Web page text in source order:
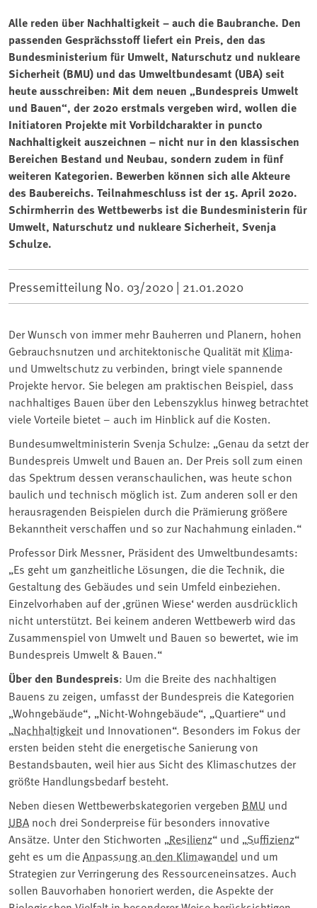
Alle reden über Nachhaltigkeit – auch die Baubranche. Den
passenden Gesprächsstoff liefert ein Preis, den das
Bundesministerium für Umwelt, Naturschutz und nukleare
Sicherheit (BMU) und das Umweltbundesamt (UBA) seit
heute ausschreiben: Mit dem neuen „Bundespreis Umwelt
und Bauen“, der 2020 erstmals vergeben wird, wollen die
Initiatoren Projekte mit Vorbildcharakter in puncto
Nachhaltigkeit auszeichnen – nicht nur in den klassischen
Bereichen Bestand und Neubau, sondern zudem in fünf
weiteren Kategorien. Bewerben können sich alle Akteure
des Baubereichs. Teilnahmeschluss ist der 15. April 2020.
Schirmherrin des Wettbewerbs ist die Bundesministerin für
Umwelt, Naturschutz und nukleare Sicherheit, Svenja
Schulze.
Pressemitteilung No. 03/2020 | 21.01.2020
Der Wunsch von immer mehr Bauherren und Planern, hohen
Gebrauchsnutzen und architektonische Qualität mit Klima-
und Umweltschutz zu verbinden, bringt viele spannende
Projekte hervor. Sie belegen am praktischen Beispiel, dass
nachhaltiges Bauen über den Lebenszyklus hinweg betrachtet
viele Vorteile bietet – auch im Hinblick auf die Kosten.
Bundesumweltministerin Svenja Schulze: „Genau da setzt der
Bundespreis Umwelt und Bauen an. Der Preis soll zum einen
das Spektrum dessen veranschaulichen, was heute schon
baulich und technisch möglich ist. Zum anderen soll er den
herausragenden Beispielen durch die Prämierung größere
Bekanntheit verschaffen und so zur Nachahmung einladen.“
Professor Dirk Messner, Präsident des Umweltbundesamts:
„Es geht um ganzheitliche Lösungen, die die Technik, die
Gestaltung des Gebäudes und sein Umfeld einbeziehen.
Einzelvorhaben auf der ‚grünen Wiese‘ werden ausdrücklich
nicht unterstützt. Bei keinem anderen Wettbewerb wird das
Zusammenspiel von Umwelt und Bauen so bewertet, wie im
Bundespreis Umwelt & Bauen.“
Über den Bundespreis: Um die Breite des nachhaltigen
Bauens zu zeigen, umfasst der Bundespreis die Kategorien
„Wohngebäude“, „Nicht-Wohngebäude“, „Quartiere“ und
„Nachhaltigkeit und Innovationen“. Besonders im Fokus der
ersten beiden steht die energetische Sanierung von
Bestandsbauten, weil hier aus Sicht des Klimaschutzes der
größte Handlungsbedarf besteht.
Neben diesen Wettbewerbskategorien vergeben BMU und
UBA noch drei Sonderpreise für besonders innovative
Ansätze. Unter den Stichworten „Resilienz“ und „Suffizienz“
geht es um dieAnpassung an den Klimawandel und um
Strategien zur Verringerung des Ressourceneinsatzes. Auch
sollen Bauvorhaben honoriert werden, die Aspekte der